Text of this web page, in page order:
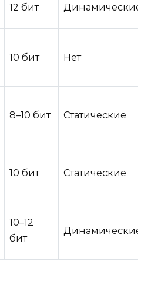
12 бит
10 бит Нет
8–10 бит Статические
10 бит Статические
10–12
бит